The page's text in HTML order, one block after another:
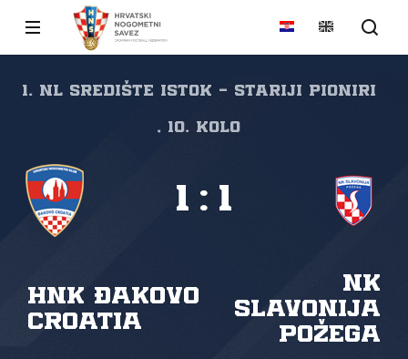
1. NL Središte Istok - Stariji pioniri
, 10. kolo
HNK Đakovo
Croatia
NK
Slavonija
Požega
1 : 1